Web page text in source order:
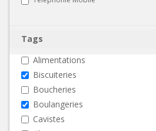
Tags
Alimentations
Biscuiteries
Boucheries
Boulangeries
Cavistes